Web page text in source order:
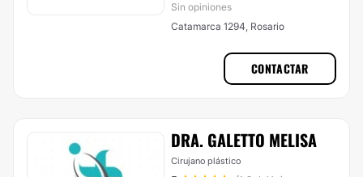
Sin opiniones
Catamarca 1294, Rosario
CONTACTAR
DRA. GALETTO MELISA
Cirujano plástico